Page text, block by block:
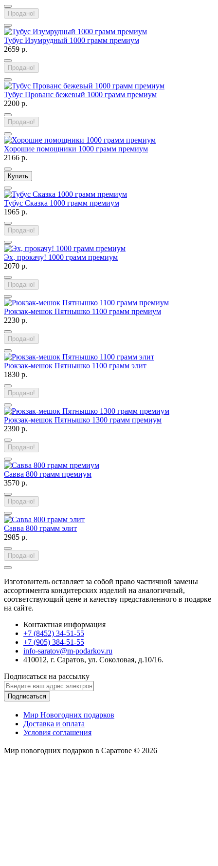
Продано!
Тубус Изумрудный 1000 грамм премиум
2659 р.
Продано!
Тубус Прованс бежевый 1000 грамм премиум
2200 р.
Продано!
Хорошие помощники 1000 грамм премиум
2166 р.
Купить
Тубус Сказка 1000 грамм премиум
1965 р.
Продано!
Эх, прокачу! 1000 грамм премиум
2070 р.
Продано!
Рюкзак-мешок Пятнышко 1100 грамм премиум
2230 р.
Продано!
Рюкзак-мешок Пятнышко 1100 грамм элит
1830 р.
Продано!
Рюкзак-мешок Пятнышко 1300 грамм премиум
2390 р.
Продано!
Савва 800 грамм премиум
3570 р.
Продано!
Савва 800 грамм элит
2985 р.
Продано!
Изготовитель оставляет за собой право частичной замены
ассортимента кондитерских изделий на аналогичный,
соответствующий цене и качеству представленного в подарке
на сайте.
Контактная информация
+7 (8452) 34-51-55
+7 (905) 384-51-55
info-saratov@m-podarkov.ru
410012, г. Саратов, ул. Соколовая, д.10/16.
Подписаться на рассылку
Подписаться
Мир Новогодних подарков
Доставка и оплата
Условия соглашения
Мир новогодних подарков в Саратове © 2026